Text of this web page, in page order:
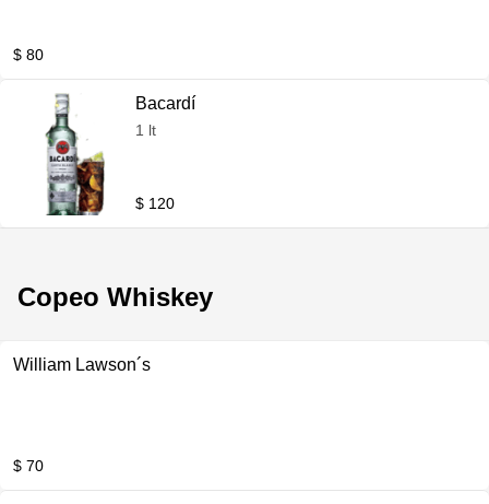
$ 80
Bacardí
1 lt
$ 120
Copeo Whiskey
William Lawson´s
$ 70